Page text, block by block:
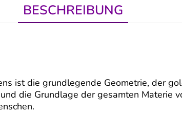
BESCHREIBUNG
ist die grundlegende Geometrie, der
die Grundlage der gesamten Materie